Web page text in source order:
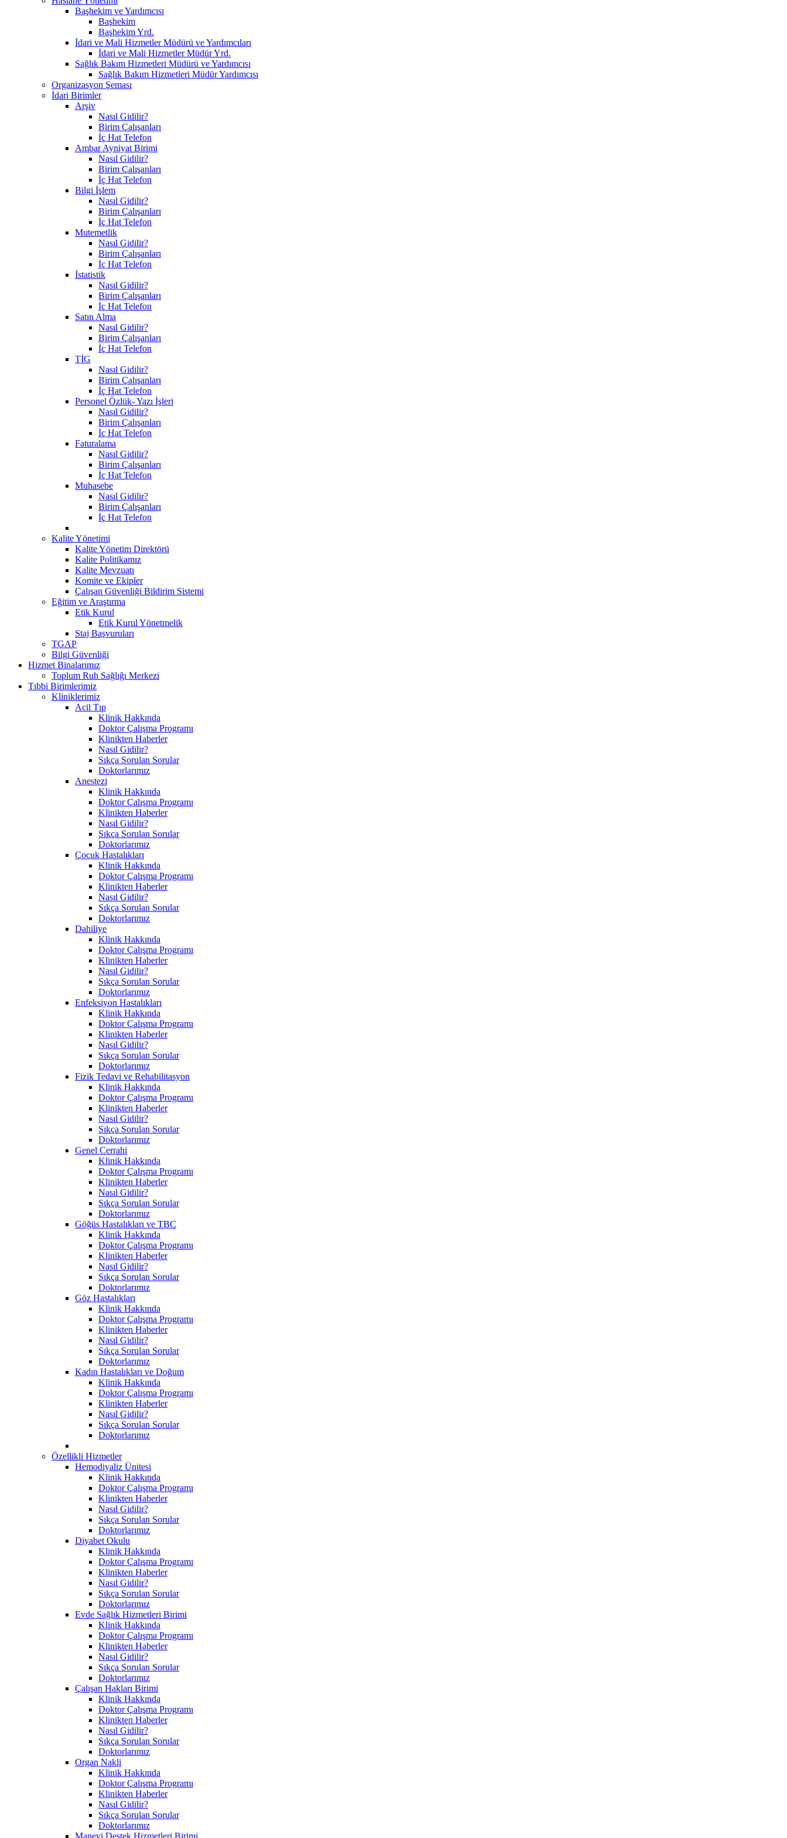
Başhekim ve Yardımcısı
Başhekim
Başhekim Yrd.​
İdari ve Mali Hizmetler Müdürü ve Yardımcıları
İdari ve Mali Hizmetler Müdür Yrd.
Sağlık Bakım Hizmetleri Müdürü ve Yardımcısı
Sağlık Bakım Hizmetleri Müdür Yardımcısı
Organizasyon Şeması
İdari Birimler
Arşiv
Nasıl Gidilir?
Birim Çalışanları
İç Hat Telefon
Ambar Ayniyat Birimi
Nasıl Gidilir?
Birim Çalışanları
İç Hat Telefon
Bilgi İşlem
Nasıl Gidilir?
Birim Çalışanları
İç Hat Telefon
Mutemetlik
Nasıl Gidilir?
Birim Çalışanları
İç Hat Telefon
İstatistik
Nasıl Gidilir?
Birim Çalışanları
İç Hat Telefon
Satın Alma
Nasıl Gidilir?
Birim Çalışanları
İç Hat Telefon
TİG
Nasıl Gidilir?
Birim Çalışanları
İç Hat Telefon
Personel Özlük- Yazı İşleri
Nasıl Gidilir?
Birim Çalışanları
İç Hat Telefon
Faturalama
Nasıl Gidilir?
Birim Çalışanları
İç Hat Telefon
Muhasebe
Nasıl Gidilir?
Birim Çalışanları
İç Hat Telefon
Kalite Yönetimi
Kalite Yönetim Direktörü
Kalite Politikamız
Kalite Mevzuatı
Komite ve Ekipler
Çalışan Güvenliği Bildirim Sistemi
Eğitim ve Araştırma
Etik Kurul
Etik Kurul Yönetmelik
Staj Başvuruları
TGAP
Bilgi Güvenliği
Hizmet Binalarımız
Toplum Ruh Sağlığı Merkezi
Tıbbi Birimlerimiz
Kliniklerimiz
Acil Tıp
Klinik Hakkında
Doktor Çalışma Programı
Klinikten Haberler
Nasıl Gidilir?
Sıkça Sorulan Sorular
Doktorlarımız
Anestezi
Klinik Hakkında
Doktor Çalışma Programı
Klinikten Haberler
Nasıl Gidilir?
Sıkça Sorulan Sorular
Doktorlarımız
Çocuk Hastalıkları
Klinik Hakkında
Doktor Çalışma Programı
Klinikten Haberler
Nasıl Gidilir?
Sıkça Sorulan Sorular
Doktorlarımız
Dahiliye
Klinik Hakkında
Doktor Çalışma Programı
Klinikten Haberler
Nasıl Gidilir?
Sıkça Sorulan Sorular
Doktorlarımız
Enfeksiyon Hastalıkları
Klinik Hakkında
Doktor Çalışma Programı
Klinikten Haberler
Nasıl Gidilir?
Sıkça Sorulan Sorular
Doktorlarımız
Fizik Tedavi ve Rehabilitasyon
Klinik Hakkında
Doktor Çalışma Programı
Klinikten Haberler
Nasıl Gidilir?
Sıkça Sorulan Sorular
Doktorlarımız
Genel Cerrahi
Klinik Hakkında
Doktor Çalışma Programı
Klinikten Haberler
Nasıl Gidilir?
Sıkça Sorulan Sorular
Doktorlarımız
Göğüs Hastalıkları ve TBC
Klinik Hakkında
Doktor Çalışma Programı
Klinikten Haberler
Nasıl Gidilir?
Sıkça Sorulan Sorular
Doktorlarımız
Göz Hastalıkları
Klinik Hakkında
Doktor Çalışma Programı
Klinikten Haberler
Nasıl Gidilir?
Sıkça Sorulan Sorular
Doktorlarımız
Kadın Hastalıkları ve Doğum
Klinik Hakkında
Doktor Çalışma Programı
Klinikten Haberler
Nasıl Gidilir?
Sıkça Sorulan Sorular
Doktorlarımız
Özellikli Hizmetler
Hemodiyaliz Ünitesi
Klinik Hakkında
Doktor Çalışma Programı
Klinikten Haberler
Nasıl Gidilir?
Sıkça Sorulan Sorular
Doktorlarımız
Diyabet Okulu
Klinik Hakkında
Doktor Çalışma Programı
Klinikten Haberler
Nasıl Gidilir?
Sıkça Sorulan Sorular
Doktorlarımız
Evde Sağlık Hizmetleri Birimi
Klinik Hakkında
Doktor Çalışma Programı
Klinikten Haberler
Nasıl Gidilir?
Sıkça Sorulan Sorular
Doktorlarımız
Çalışan Hakları Birimi
Klinik Hakkında
Doktor Çalışma Programı
Klinikten Haberler
Nasıl Gidilir?
Sıkça Sorulan Sorular
Doktorlarımız
Organ Nakli
Klinik Hakkında
Doktor Çalışma Programı
Klinikten Haberler
Nasıl Gidilir?
Sıkça Sorulan Sorular
Doktorlarımız
Manevi Destek Hizmetleri Birimi